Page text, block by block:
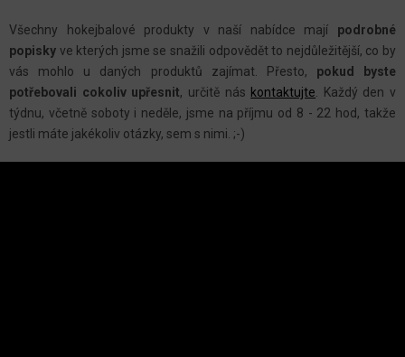
U
Všechny hokejbalové produkty v naší nabídce mají podrobné
popisky ve kterých jsme se snažili odpovědět to nejdůležitější, co by
vás mohlo u daných produktů zajímat. Přesto, pokud byste
potřebovali cokoliv upřesnit, určitě nás kontaktujte . Každý den v
týdnu, včetně soboty i neděle, jsme na příjmu od 8 - 22 hod, takže
jestli máte jakékoliv otázky, sem s nimi. ;-)
Z